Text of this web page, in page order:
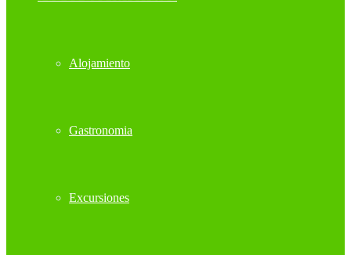
Alojamiento
Gastronomia
Excursiones